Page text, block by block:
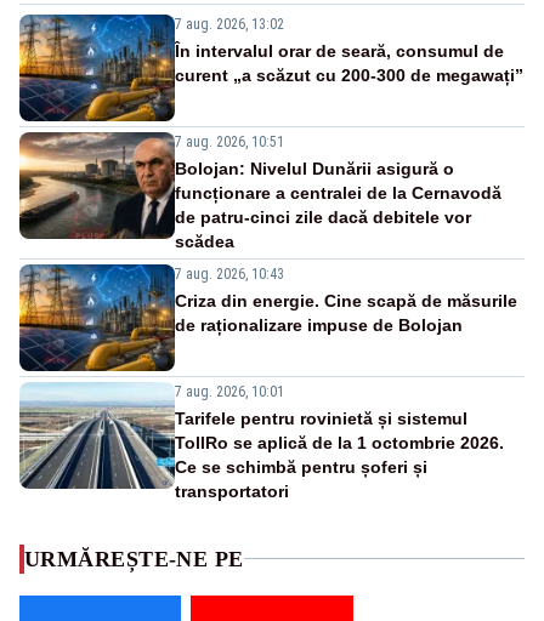
7 aug. 2026, 13:02
În intervalul orar de seară, consumul de
curent „a scăzut cu 200-300 de megawați”
7 aug. 2026, 10:51
Bolojan: Nivelul Dunării asigură o
funcționare a centralei de la Cernavodă
de patru-cinci zile dacă debitele vor
scădea
7 aug. 2026, 10:43
Criza din energie. Cine scapă de măsurile
de raționalizare impuse de Bolojan
7 aug. 2026, 10:01
Tarifele pentru rovinietă și sistemul
TollRo se aplică de la 1 octombrie 2026.
Ce se schimbă pentru șoferi și
transportatori
URMĂREȘTE-NE PE